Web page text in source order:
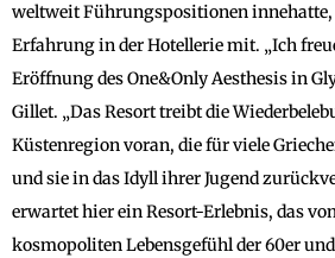
weltweit Führungspositionen innehatte,
Erfahrung in der Hotellerie mit. „Ich
Eröffnung des One&Only Aesthesis in
Gillet. „Das Resort treibt die
Küstenregion voran, die für viele
und sie in das Idyll ihrer Jugend
erwartet hier ein Resort-Erlebnis, das
kosmopoliten Lebensgefühl der 60er